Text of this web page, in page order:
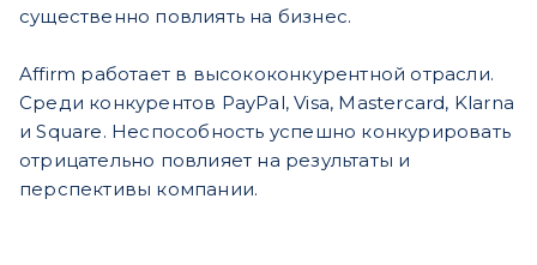
существенно повлиять на бизнес.
Affirm работает в высококонкурентной отрасли.
Среди конкурентов PayPal, Visa, Mastercard, Klarna
и Square. Неспособность успешно конкурировать
отрицательно повлияет на результаты и
перспективы компании.